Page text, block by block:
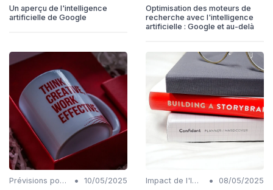
Un aperçu de l'intelligence
artificielle de Google
Optimisation des moteurs de
recherche avec l'intelligence
artificielle : Google et au-delà
Prévisions pour l'intégration IA et SEO •
10/05/2025
Impact de l'IA sur les rôles SEO •
08/05/2025